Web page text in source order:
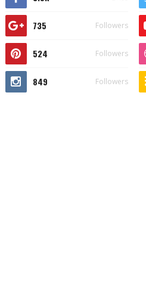
735 Followers
524 Followers
849 Followers